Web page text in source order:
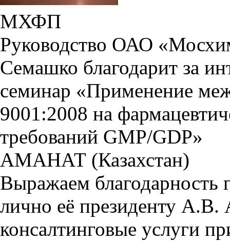
МХФП
Руководство ОАО
Семашко благодарит за
семинар «Применение
9001:2008 на
требований GMP/GDP»
АМАНАТ (Казахстан)
Выражаем
лично её президенту А.В.
консалтинговые услуги